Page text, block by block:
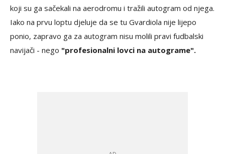
koji su ga sačekali na aerodromu i tražili autogram od njega.
Iako na prvu loptu djeluje da se tu Gvardiola nije lijepo
ponio, zapravo ga za autogram nisu molili pravi fudbalski
navijači - nego "profesionalni lovci na autograme".